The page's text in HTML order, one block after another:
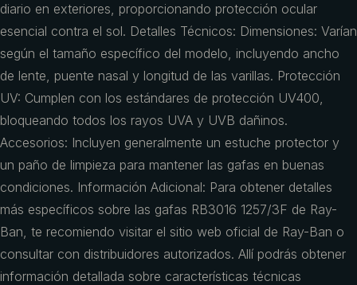
diario en exteriores, proporcionando protección ocular
esencial contra el sol. Detalles Técnicos: Dimensiones: Varían
según el tamaño específico del modelo, incluyendo ancho
de lente, puente nasal y longitud de las varillas. Protección
UV: Cumplen con los estándares de protección UV400,
bloqueando todos los rayos UVA y UVB dañinos.
Accesorios: Incluyen generalmente un estuche protector y
un paño de limpieza para mantener las gafas en buenas
condiciones. Información Adicional: Para obtener detalles
más específicos sobre las gafas RB3016 1257/3F de Ray-
Ban, te recomiendo visitar el sitio web oficial de Ray-Ban o
consultar con distribuidores autorizados. Allí podrás obtener
información detallada sobre características técnicas